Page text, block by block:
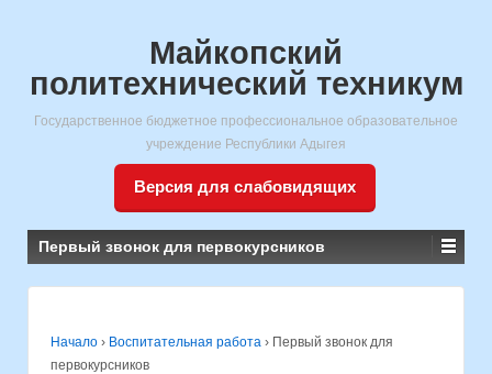
Майкопский
политехнический техникум
Государственное бюджетное профессиональное образовательное
учреждение Республики Адыгея
Версия для слабовидящих
Первый звонок для первокурсников
Начало › Воспитательная работа › Первый звонок для
первокурсников